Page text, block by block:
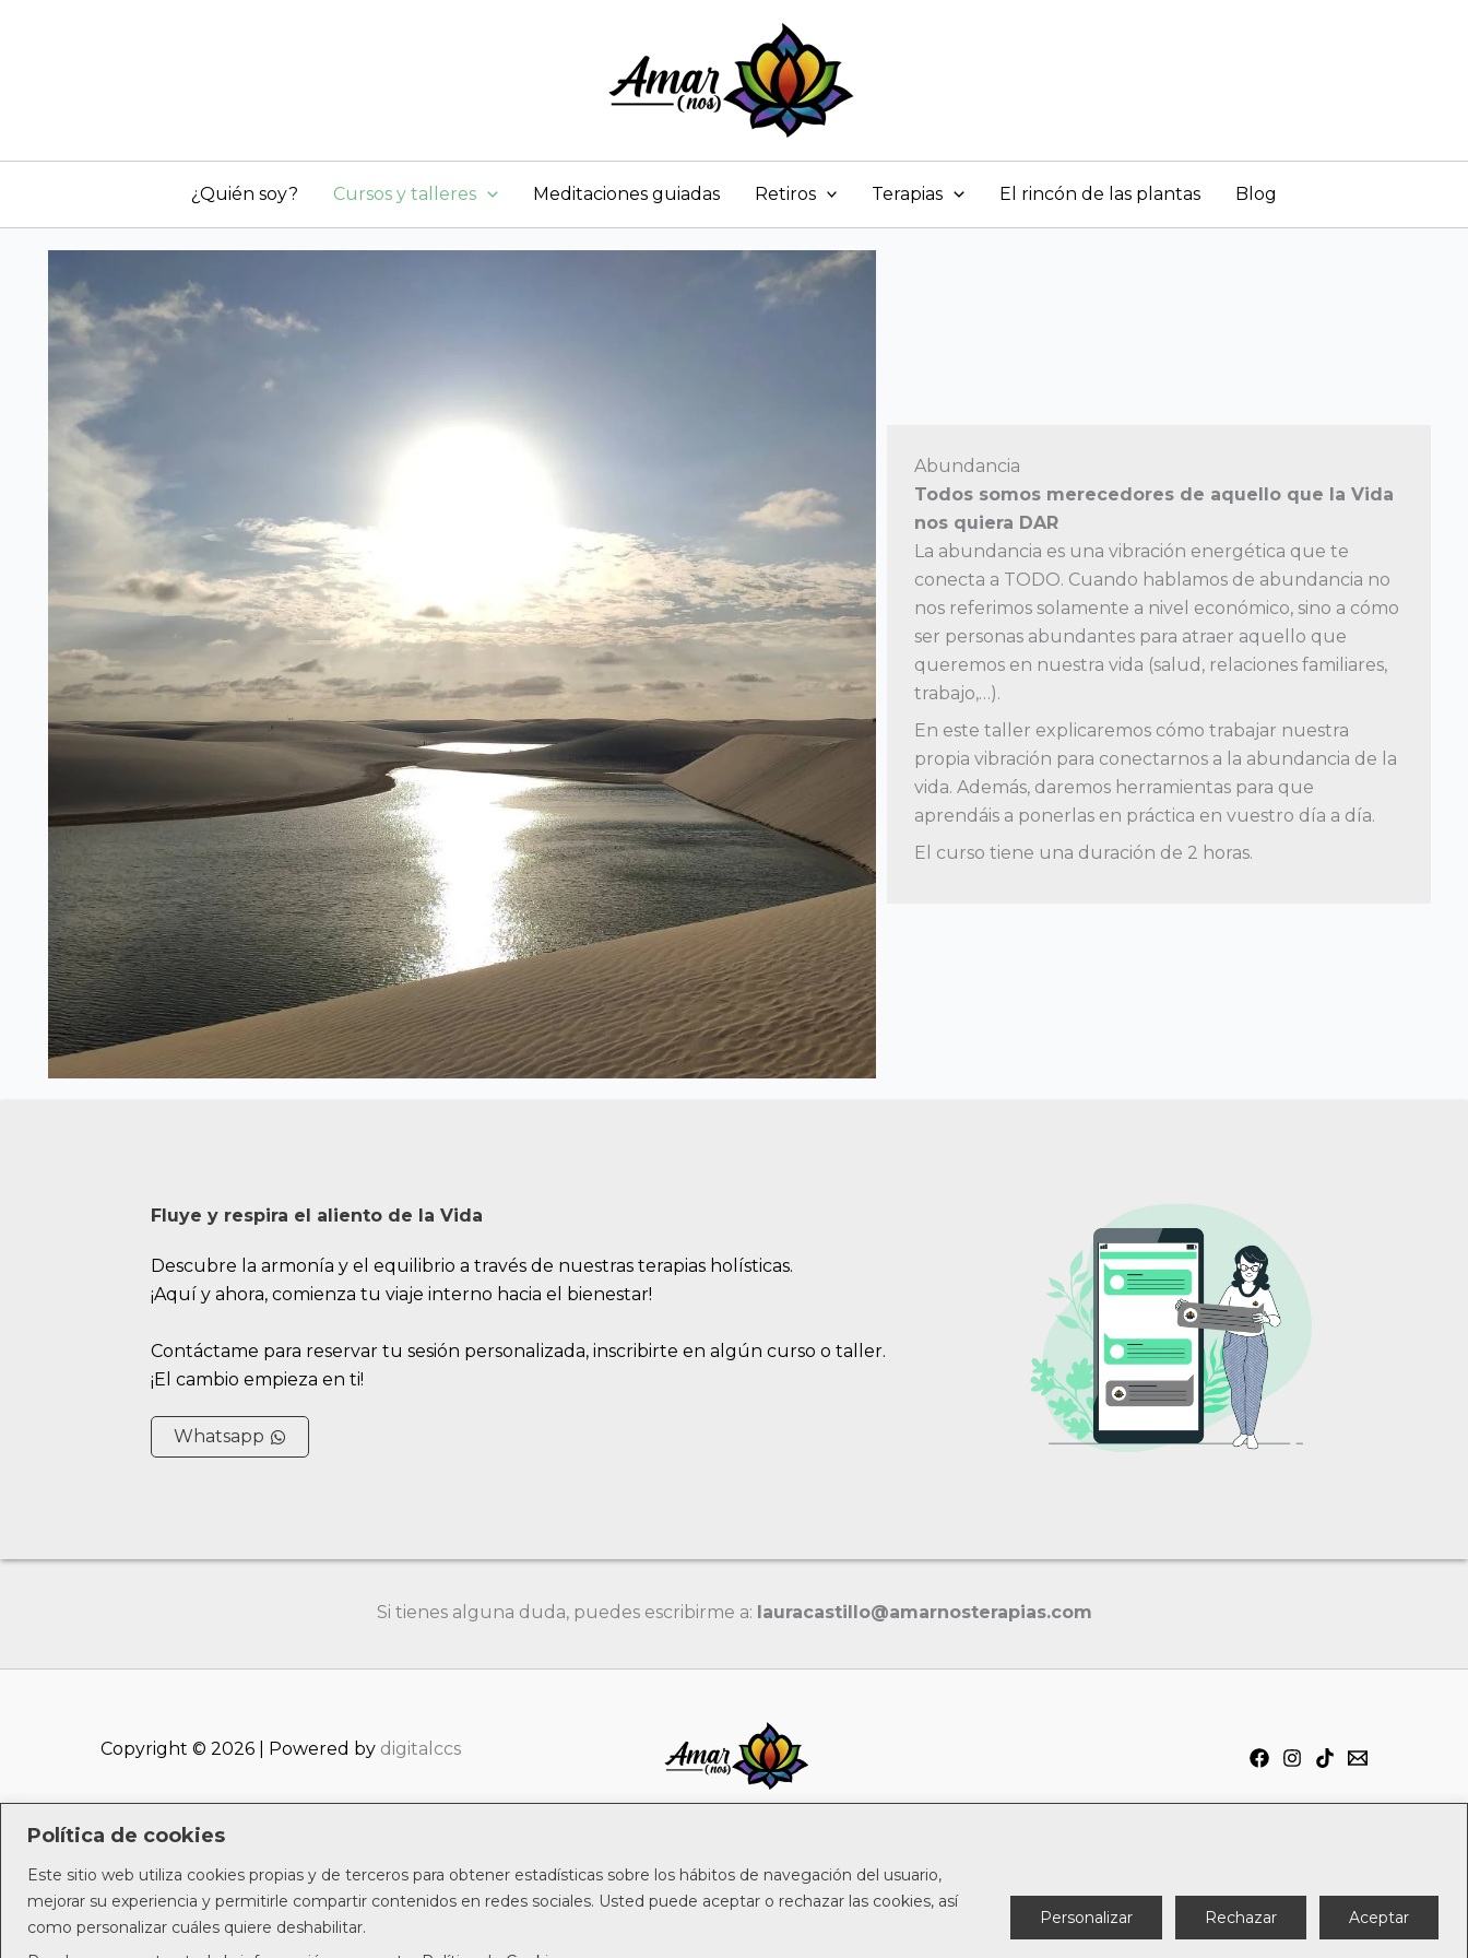
Política de cookies
Este sitio web utiliza cookies propias y de terceros para obtener estadísticas sobre los hábitos de navegación del usuario,
mejorar su experiencia y permitirle compartir contenidos en redes sociales. Usted puede aceptar o rechazar las cookies, así
como personalizar cuáles quiere deshabilitar.
Personalizar Rechazar Aceptar
¿Quién soy? Cursos y talleres Meditaciones guiadas Retiros Terapias El rincón de las plantas Blog
Abundancia
Todos somos merecedores de aquello que la Vida
nos quiera DAR
La abundancia es una vibración energética que te
conecta a TODO. Cuando hablamos de abundancia no
nos referimos solamente a nivel económico, sino a cómo
ser personas abundantes para atraer aquello que
queremos en nuestra vida (salud, relaciones familiares,
trabajo,…).
En este taller explicaremos cómo trabajar nuestra
propia vibración para conectarnos a la abundancia de la
vida. Además, daremos herramientas para que
aprendáis a ponerlas en práctica en vuestro día a día.
El curso tiene una duración de 2 horas.
Fluye y respira el aliento de la Vida
Descubre la armonía y el equilibrio a través de nuestras terapias holísticas.
¡Aquí y ahora, comienza tu viaje interno hacia el bienestar!
Contáctame para reservar tu sesión personalizada, inscribirte en algún curso o taller.
¡El cambio empieza en ti!
Whatsapp
Si tienes alguna duda, puedes escribirme a: lauracastillo@amarnosterapias.com
Copyright © 2026 | Powered by digitalccs
Política de privacidad Aviso legal Política de cookies